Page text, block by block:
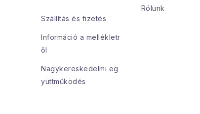
Szállítás és fizetés
Információ a mellékletr
ől
Nagykereskedelmi eg
yüttműködés
Rólunk